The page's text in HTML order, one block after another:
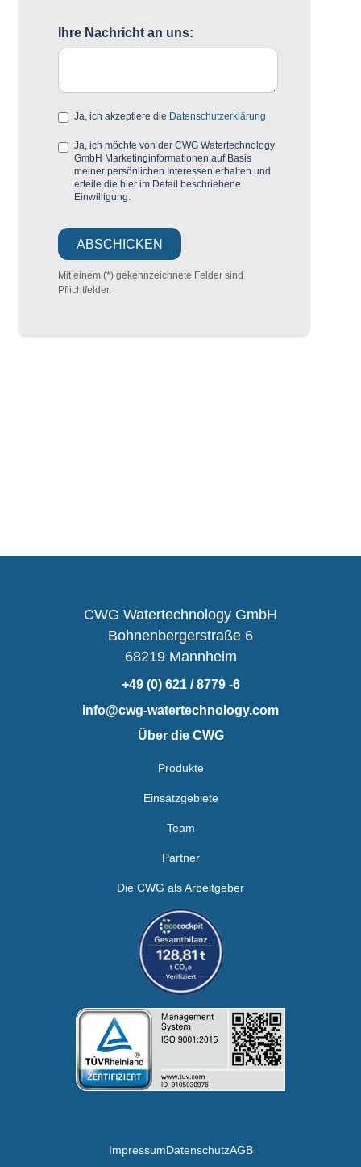
Ihre Nachricht an uns:
Ja, ich akzeptiere die Datenschutzerklärung
Ja, ich möchte von der CWG Watertechnology
GmbH Marketinginformationen auf Basis
meiner persönlichen Interessen erhalten und
erteile die hier im Detail beschriebene
Einwilligung.
Mit einem (*) gekennzeichnete Felder sind
Pflichtfelder.
CWG Watertechnology GmbH
Bohnenbergerstraße 6
68219 Mannheim
+49 (0) 621 / 8779 -6
info@cwg-watertechnology.com
Über die CWG
Produkte
Einsatzgebiete
Team
Partner
Die CWG als Arbeitgeber
ImpressumDatenschutzAGB